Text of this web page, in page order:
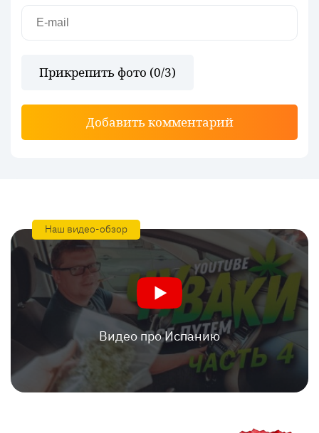
Прикрепить фото (0/3)
Добавить комментарий
Наш видео-обзор
Видео про Испанию